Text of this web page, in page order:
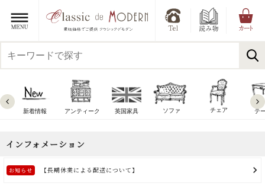
新着情報 アンティーク 英国家具 ソファ チェア テ